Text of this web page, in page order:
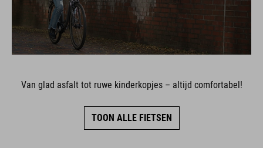
Van glad asfalt tot ruwe kinderkopjes – altijd comfortabel!
TOON ALLE FIETSEN